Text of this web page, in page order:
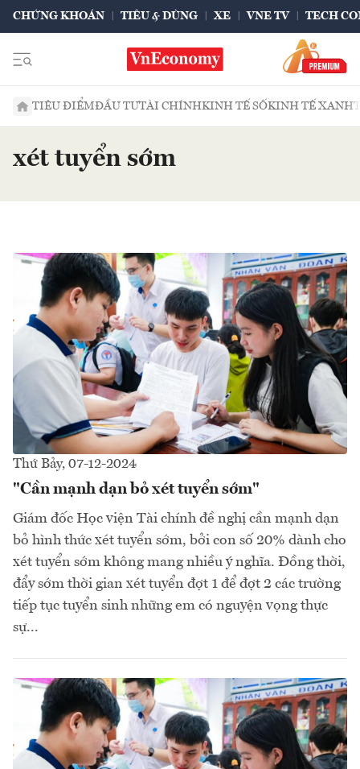
CHỨNG KHOÁN TIÊU & DÙNG XE VNE TV TECH
TIÊU ĐIỂMĐẦU TƯTÀI CHÍNHKINH TẾ SỐKINH TẾ XANH
xét tuyển sớm
Thứ Bảy, 07-12-2024
"Cần mạnh dạn bỏ xét tuyển sớm"
Giám đốc Học viện Tài chính đề nghị cần mạnh dạn
bỏ hình thức xét tuyển sớm, bởi con số 20% dành cho
xét tuyển sớm không mang nhiều ý nghĩa. Đồng thời,
đẩy sớm thời gian xét tuyển đợt 1 để đợt 2 các trường
tiếp tục tuyển sinh những em có nguyện vọng thực
sự...